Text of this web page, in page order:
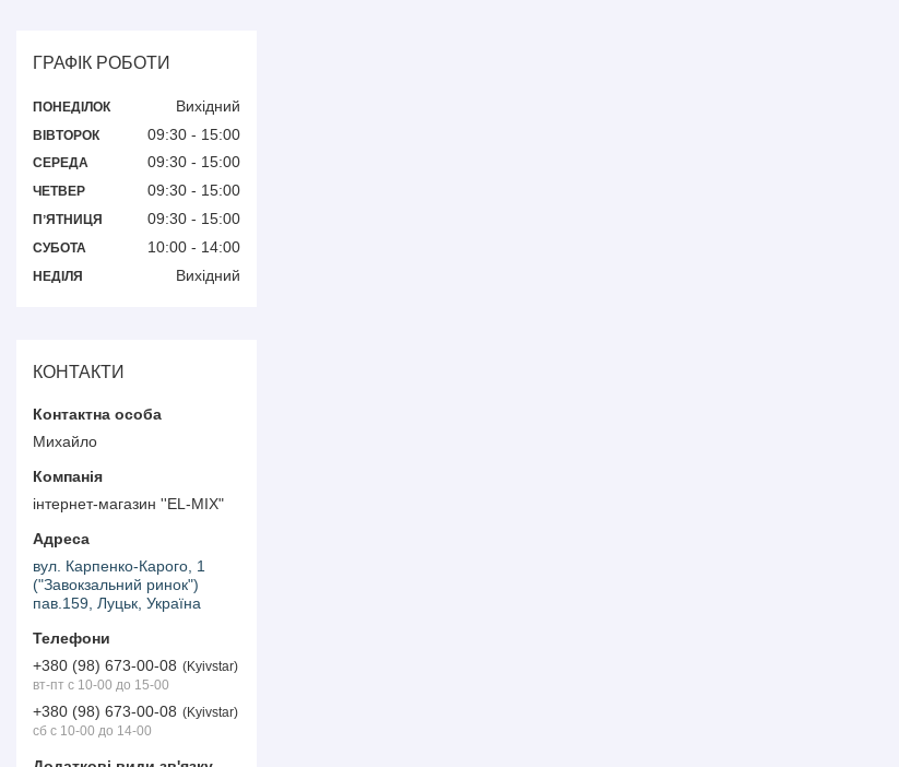
ГРАФІК РОБОТИ
ПОНЕДІЛОК Вихідний
ВІВТОРОК 09:30 15:00
СЕРЕДА 09:30 15:00
ЧЕТВЕР 09:30 15:00
ПʼЯТНИЦЯ 09:30 15:00
СУБОТА 10:00 14:00
НЕДІЛЯ Вихідний
КОНТАКТИ
Михайло
інтернет-магазин ''EL-MIX"
вул. Карпенко-Карого, 1
("Завокзальний ринок")
пав.159, Луцьк, Україна
+380 (98) 673-00-08
Kyivstar
вт-пт с 10-00 до 15-00
+380 (98) 673-00-08
Kyivstar
сб с 10-00 до 14-00